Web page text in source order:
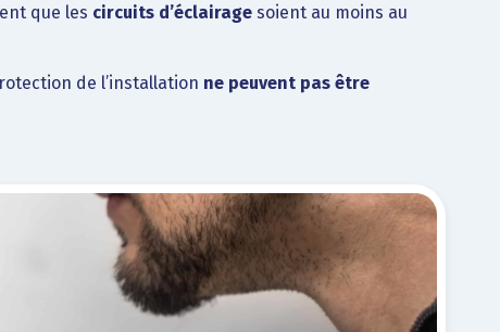
que les circuits d’éclairage soient au moins au
de l’installation ne peuvent pas être